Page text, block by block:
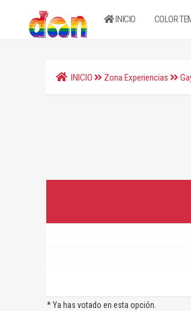
INICIO COLOR
INICIO Zona Experiencias
* Ya has votado en esta opción.